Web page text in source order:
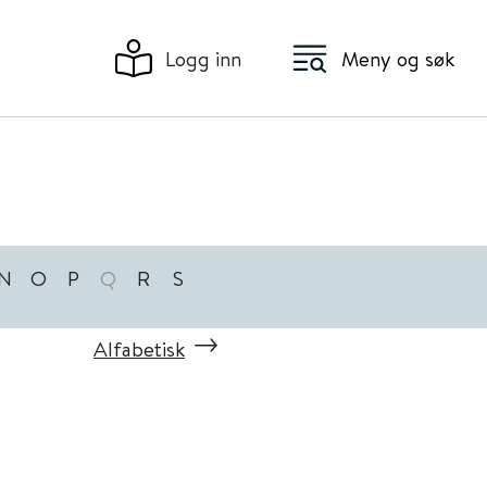
Logg inn Meny og søk
O P Q R S
Alfabetisk